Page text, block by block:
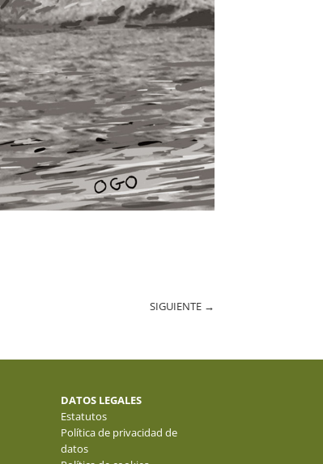
SIGUIENTE →
DATOS LEGALES
Estatutos
Política de privacidad de
datos